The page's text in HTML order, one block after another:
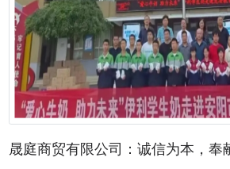
公司对品质的不懈追求和对诚信的坚守。公
人类健康事业为己任，本着客户满意为宗旨
河南华康宏力医疗器械有限公司将继续秉持
新发展，为推动医疗器械行业的进步，为人
贡献。
息技术的无限热忱和对未来的坚定信念，毅
业初期，面临着资金紧张、人才匮乏、市场
而，他凭借着顽强的毅力和敏锐的商业洞察
行。他四处奔波，寻找合作伙伴，为公司的
在与联想集团达成战略合作伙伴关系的过程
判技巧和长远的战略眼光，为公司的快速发
司始终秉持 “发展河南信息产业、推动企业
中原大地的信息化发展贡献着自己的力量，
晟庭商贸有限公司：诚信为本，奉